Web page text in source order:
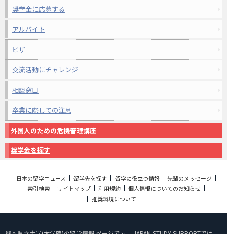
奨学金に応募する
アルバイト
ビザ
交流活動にチャレンジ
相談窓口
卒業に際しての注意
外国人のための危機管理講座
奨学金を探す
日本の留学ニュース 留学先を探す 留学に役立つ情報
先輩のメッセージ
索引検索
サイトマップ 利用規約
個人情報についてのお知らせ
推奨環境について